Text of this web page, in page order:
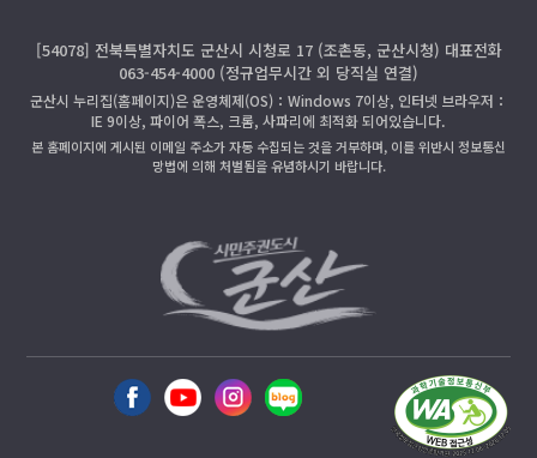
[54078] 전북특별자치도 군산시 시청로 17 (조촌동, 군산시청) 대표전화
063-454-4000 (정규업무시간 외 당직실 연결)
군산시 누리집(홈페이지)은 운영체제(OS)：Windows 7이상, 인터넷 브라우저：
IE 9이상, 파이어 폭스, 크롬, 사파리에 최적화 되어있습니다.
본 홈페이지에 게시된 이메일 주소가 자동 수집되는 것을 거부하며, 이를 위반시 정보통신
망법에 의해 처벌됨을 유념하시기 바랍니다.